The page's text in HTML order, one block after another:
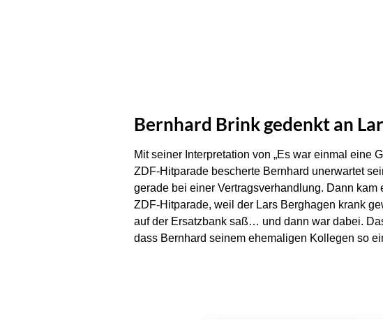
Bernhard Brink gedenkt an
Mit seiner Interpretation von „Es war einmal
ZDF-Hitparade bescherte Bernhard unerwartet
gerade bei einer Vertragsverhandlung. Dann
ZDF-Hitparade, weil der Lars Berghagen krank
auf der Ersatzbank saß… und dann war dabei.
dass Bernhard seinem ehemaligen Kollegen so